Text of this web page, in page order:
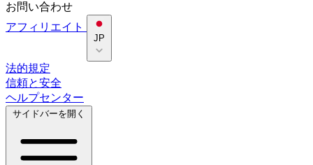
お問い合わせ
アフィリエイト
JP
法的規定
信頼と安全
ヘルプセンター
サイドバーを開く